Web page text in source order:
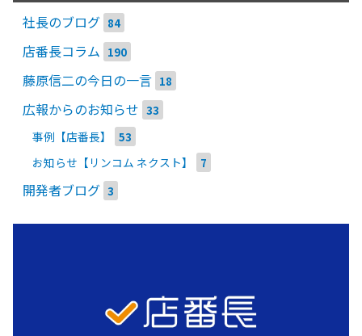
社長のブログ 84
店番長コラム 190
藤原信二の今日の一言 18
広報からのお知らせ 33
事例【店番長】 53
お知らせ【リンコム ネクスト】 7
開発者ブログ 3